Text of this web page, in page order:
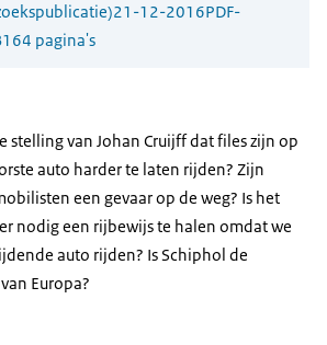
21-12-2016PDF-
164 pagina's
stelling van Johan Cruijff dat files zijn op
auto harder te laten rijden? Zijn
een gevaar op de weg? Is het
nodig een rijbewijs te halen omdat we
auto rijden? Is Schiphol de
Europa?